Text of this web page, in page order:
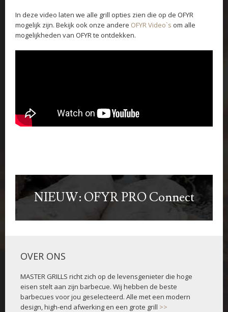
In deze video laten we alle grill opties zien die op de OFYR
mogelijk zijn. Bekijk ook onze andere OFYR Video`s om alle
mogelijkheden van OFYR te ontdekken.
NIEUW: OFYR PRO Connect
OVER ONS
MASTER GRILLS richt zich op de levensgenieter die hoge
eisen stelt aan zijn barbecue. Wij hebben de beste
barbecues voor jou geselecteerd. Alle met een modern
design, high-end afwerking en een grote grill >>